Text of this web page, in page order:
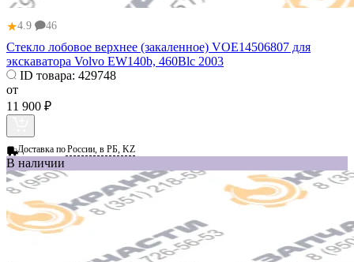
★4.9 46
Стекло лобовое верхнее (закаленное) VOE14506807 для
экскаватора Volvo EW140b, 460Blc 2003
ID товара: 429748
от
11 900 ₽
Доставка поРоссии, в РБ, KZ
В наличии